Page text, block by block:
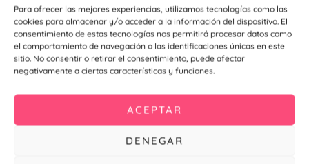
Para ofrecer las mejores experiencias, utilizamos tecnologías como las
cookies para almacenar y/o acceder a la información del dispositivo. El
consentimiento de estas tecnologías nos permitirá procesar datos como
el comportamiento de navegación o las identificaciones únicas en este
sitio. No consentir o retirar el consentimiento, puede afectar
negativamente a ciertas características y funciones.
ACEPTAR
DENEGAR
Invitaciones de bodas
Invitación De Boda Primavera
0,99€
Añadir al
Chapas abridores imantados
Chapa abridor Primavera
59mm
1,10€–1,34€
opciones